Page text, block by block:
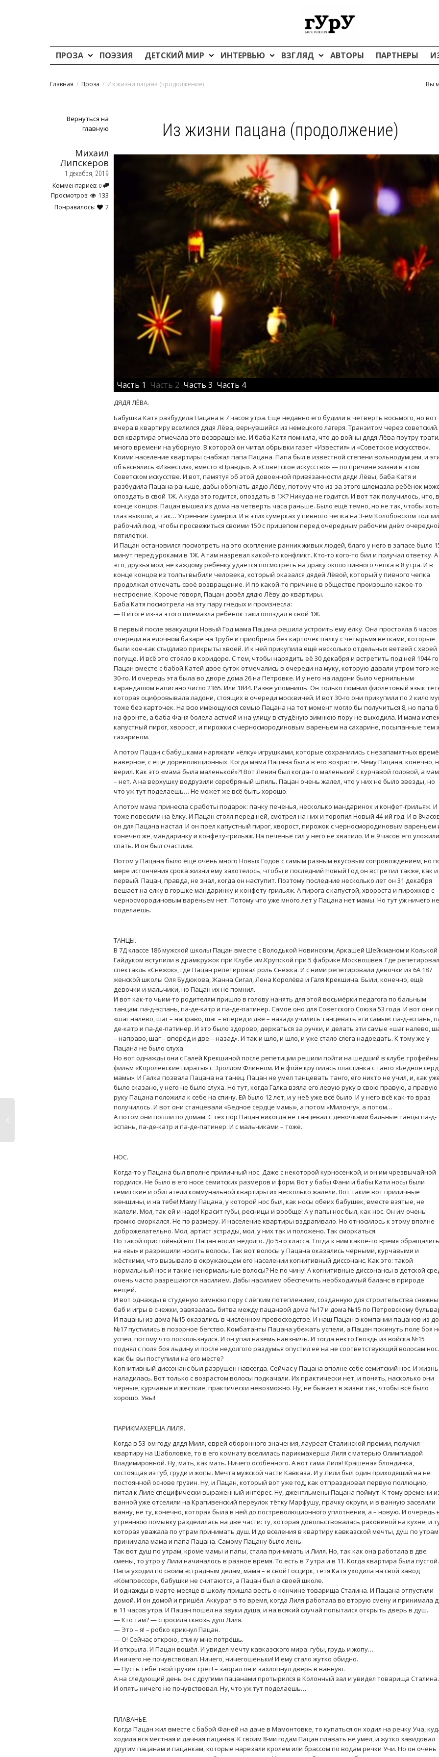
ПРОЗА ПОЭЗИЯ ДЕТСКИЙ МИР ИНТЕРВЬЮ ВЗГЛЯД АВТОРЫ ПАРТНЕРЫ
Главная Проза Из жизни пацана (продолжение) Вы
Вернуться на
главную
Михаил
Липскеров
1 декабря, 2019
Комментариев: 0
Просмотров:
133
Понравилось:
2
Из жизни пацана (продолжение)
Часть 1 Часть 2 Часть 3 Часть 4
ДЯДЯ ЛЁВА.
Бабушка Катя разбудила Пацана в 7 часов утра. Ещё недавно его будили в четверть восьмого, но вот
вчера в квартиру вселился дядя Лёва, вернувшийся из немецкого лагеря. Транзитом через
вся квартира отмечала это возвращение. И баба Катя помнила, что до войны дядя Лёва поутру
много времени на уборную. В которой он читал обрывки газет «Известия» и «Советское искусство».
Коими население квартиры снабжал папа Пацана. Папа был в известной степени вольнодумцем, и
объяснялись «Известия», вместо «Правды». А «Советское искусство» — по причине жизни в этом
Советском искусстве. И вот, памятуя об этой довоенной привязанности дяди Лёвы, баба Катя и
разбудила Пацана раньше, дабы обогнать дядю Лёву, потому что из-за этого шлемазла ребёнок
опоздать в свой 1Ж. А куда это годится, опоздать в 1Ж? Никуда не годится. И вот так получилось, что, в
конце концов, Пацан вышел из дома на четверть часа раньше. Было ещё темно, но не так, чтобы хоть
глаз выколи, а так… Утренние сумерки. И в этих сумерках у пивного чепка на 3-ем Колобовском
рабочий люд, чтобы просвежиться своими 150 с прицепом перед очередным рабочим днём
пятилетки.
И Пацан остановился посмотреть на это скопление ранних живых людей, благо у него в запасе было
минут перед уроками в 1Ж. А там назревал какой-то конфликт. Кто-то кого-то бил и получал ответку. А
это, друзья мои, не каждому ребёнку удаётся посмотреть на драку около пивного чепка в 8 утра. И в
конце концов из толпы выбили человека, который оказался дядей Лёвой, который у пивного чепка
продолжал отмечать своё возвращение. И по какой-то причине в обществе произошло какое-то
нестроение. Короче говоря, Пацан довёл дядю Лёву до квартиры.
Баба Катя посмотрела на эту пару гнедых и произнесла:
— В итоге из-за этого шлемазла ребёнок таки опоздал в свой 1Ж.
В первый после эвакуации Новый Год мама Пацана решила устроить ему ёлку. Она простояла 6 часов
очереди на елочном базаре на Трубе и приобрела без карточек палку с четырьмя ветками, которые
были кое-как стыдливо прикрыты хвоей. И к ней прикупила ещё несколько отдельных ветвей с хвоей
погуще. И всё это стояло в коридоре. С тем, чтобы нарядить её 30 декабря и встретить под ней 1944
Пацан вместе с бабой Катей двое суток отмечались в очереди на муку, которую давали утром того же
30-го. И очередь эта была во дворе дома 26 на Петровке. И у него на ладони было чернильным
карандашом написано число 2365. Или 1844. Разве упомнишь. Он только помнил фиолетовый язык
которая оцифровывала ладони, стоящих в очереди москвичей. И вот 30-го они прикупили по 2 кило
тоже без карточек. На всю имеющуюся семью Пацана на тот момент могло бы получиться 8, но папа
на фронте, а баба Фаня болела астмой и на улицу в студёную зимнюю пору не выходила. И мама
капустный пирог, хворост, и пирожки с черносмородиновым вареньем на сахарине, посыпанные тем
сахарином.
А потом Пацан с бабушками наряжали «ёлку» игрушками, которые сохранились с незапамятных
наверное, с ещё дореволюционных. Когда мама Пацана была в его возрасте. Чему Пацана, конечно,
верил. Как это «мама была маленькой»?! Вот Ленин был когда-то маленький с курчавой головой, а
– нет. А на верхушку водрузили серебряный шпиль. Пацан очень жалел, что у них не было звезды, но
что уж тут поделаешь… Не может же всё быть хорошо.
А потом мама принесла с работы подарок: пачку печенья, несколько мандаринок и конфет-грильяж. И
тоже повесили на ёлку. И Пацан стоял перед ней, смотрел на них и торопил Новый 44-ий год. И в
он для Пацана настал. И он поел капустный пирог, хворост, пирожок с черносмородиновым вареньем
конечно же, мандаринку и конфету-грильяж. На печенье сил у него не хватило. И в 9 часов его уложили
спать. И он был счастлив.
Потом у Пацана было ещё очень много Новых Годов с самым разным вкусовым сопровождением, но
мере истончения срока жизни ему захотелось, чтобы и последний Новый Год он встретил также, как и
первый. Пацан, правда, не знал, когда он наступит. Поэтому последние несколько лет он 31 декабря
вешает на елку в горшке мандаринку и конфету-грильяж. А пирога с капустой, хвороста и пирожков с
черносмородиновым вареньем нет. Потому что уже много лет у Пацана нет мамы. Но тут уж ничего не
поделаешь.
ТАНЦЫ.
В 7Д классе 186 мужской школы Пацан вместе с Володькой Новинским, Аркашей Шейкманом и Колькой
Гайдуком вступили в драмкружок при Клубе им.Крупской при 5 фабрике Москвошвея. Где
спектакль «Снежок», где Пацан репетировал роль Снежка. И с ними репетировали девочки из 6А 187
женской школы Оля Будюкова, Жанна Сигал, Лена Королёва и Галя Крекшина. Были, конечно, ещё
девочки и мальчики, но Пацан их не помнил.
И вот как-то чьим-то родителям пришло в голову нанять для этой восьмёрки педагога по бальным
танцам: па-д-эспань, па-де-катр и па-де-патинер. Самое оно для Советского Союза 53 года. И вот они
«шаг налево, шаг – направо, шаг – вперёд и две – назад» учились танцевать эти самые: па-д-эспань,
де-катр и па-де-патинер. И это было здорово, держаться за ручки, и делать эти самые «шаг налево,
– направо, шаг – вперёд и две – назад». И так и шло, и шло, и уже стало слега надоедать. К тому же у
Пацана не было слуха.
Но вот однажды они с Галей Крекшиной после репетиции решили пойти на шедший в клубе
фильм «Королевские пираты» с Эроллом Флинном. И в фойе крутилась пластинка с танго «Бедное
мамы». И Галка позвала Пацана на танец. Пацан не умел танцевать танго, его никто не учил, и, как
было сказано, у него не было слуха. Но тут, когда Галка взяла его левую руку в свою правую, а правую
руку Пацана положила к себе на спину. Ей было 12 лет, и у неё уже всё было. И у него всё как-то враз
получилось. И вот они станцевали «Бедное сердце мамы», а потом «Милонгу», а потом…
А потом они пошли по домам. С тех пор Пацан никогда не танцевал с девочками бальные танцы па-д-
эспань, па-де-катр и па-де-патинер. И с мальчиками – тоже.
НОС.
Когда-то у Пацана был вполне приличный нос. Даже с некоторой курносенкой, и он им чрезвычайной
гордился. Не было в его носе семитских размеров и форм. Вот у бабы Фани и бабы Кати носы были
семитские и обитатели коммунальной квартиры их несколько жалели. Вот такие вот приличные
женщины, и на тебе! Маму Пацана, у которой нос был, как носы обеих бабушек, вместе взятые, не
жалели. Мол, так ей и надо! Красит губы, ресницы и вообще! А у папы нос был, как нос. Он им очень
громко сморкался. Не по размеру. И население квартиры вздрагивало. Но относилось к этому вполне
доброжелательно. Мол, артист эстрады, мол, у них так и положено. Так сморкаться.
Но такой пристойный нос Пацан носил недолго. До 5-го класса. Тогда к ним какое-то время обращались
на «вы» и разрешили носить волосы. Так вот волосы у Пацана оказались чёрными, курчавыми и
жёсткими, что вызывало в окружающем его населении когнитивный диссонанс. Как это: такой
нормальный нос и такие ненормальные волосы? Не по чину! А когнитивные диссонансы в детской
очень часто разрешаются насилием. Дабы насилием обеспечить необходимый баланс в природе
вещей.
И вот однажды в студеную зимнюю пору с лёгким потеплением, созданную для строительства
баб и игры в снежки, завязалась битва между пацанвой дома №17 и дома №15 по Петровскому
И пацаны из дома №15 оказались в численном превосходстве. И наш Пацан в компании пацанов из
№17 пустились в позорное бегство. Комбатанты Пацана убежать успели, а Пацан покинуть поле боя
успел, потому что поскользнулся. И он упал наземь навзничь. И тогда некто Гвоздь из войска №15
поднял с поля боя льдину и после недолгого раздумья опустил её на не соответствующий волосам
как бы вы поступили на его месте?
Когнитивный диссонанс был разрушен навсегда. Сейчас у Пацана вполне себе семитский нос. И жизнь
наладилась. Вот только с возрастом волосы подкачали. Их практически нет, и понять, насколько они
чёрные, курчавые и жёсткие, практически невозможно. Ну, не бывает в жизни так, чтобы всё было
хорошо. Увы!
ПАРИКМАХЕРША ЛИЛЯ.
Когда в 53-ом году дядя Миля, еврей оборонного значения, лауреат Сталинской премии, получил
квартиру на Шаболовке, то в его комнату вселилась парикмахерша Лиля с матерью Олимпиадой
Владимировной. Ну, мать, как мать. Ничего особенного. А вот сама Лиля! Крашеная блондинка,
состоящая из губ, груди и жопы. Мечта мужской части Кавказа. И у Лили был один приходящий на не
постоянной основе грузин. Ну, и Пацан, который вот уже год, как отпраздновал первую поллюцию,
питал к Лиле специфически выраженный интерес. Ну, джентльмены Пацана поймут. К тому времени
ванной уже отселили на Крапивенский переулок тётку Марфушу, прачку округи, и в ванную заселили
ванну, не ту, конечно, которая была в ней до постреволюционного уплотнения, а – новую. И очередь
утреннюю помывку разделилась на две части: ту, которая довольствовалась раковиной на кухне, и
которая уважала по утрам принимать душ. И до вселения в квартиру кавказской мечты, душ по утрам
принимала мама и папа Пацана. Самому Пацану было лень.
Так вот душ по утрам, кроме мамы и папы, стала принимать и Лиля. Но, так как она работала в две
смены, то утро у Лили начиналось в разное время. То есть в 7 утра и в 11. Когда квартира была пустой.
Папа уходил по своим эстрадным делам, мама – в свой Госцирк, тётя Катя уходила на свой завод
«Компрессор», бабушки не считаются, а Пацан был в своей школе.
И однажды в марте-месяце в школу пришла весть о кончине товарища Сталина. И Пацана отпустили
домой. И он домой и пришёл. Аккурат в то время, когда Лиля работала во вторую смену и принимала
в 11 часов утра. И Пацан пошёл на звуки душа, и на всякий случай попытался открыть дверь в душ.
— Кто там? — спросила сквозь душ Лиля.
— Это – я! – робко крикнул Пацан.
— О! Сейчас открою, спину мне потрёшь.
И открыла. И Пацан вошёл. И увидел мечту кавказского мира: губы, грудь и жопу…
И ничего не почувствовал. Ничего, ничегошеньки! И ему стало жутко обидно.
— Пусть тебе твой грузин трёт! – заорал он и захлопнул дверь в ванную.
А на следующий день он с другими пацанами протырился в Колонный зал и увидел товарища Сталина.
И опять ничего не почувствовал. Ну, что уж тут поделаешь…
ПЛАВАНЬЕ.
Когда Пацан жил вместе с бабой Фаней на даче в Мамонтовке, то купаться он ходил на речку Уча,
ходила вся местная и дачная пацанва. К своим 8-ми годам Пацан плавать не умел, и жутко завидовал
другим пацанам и пацанкам, которые нарезали кролем или брассом по водам речки Учи. Но он очень